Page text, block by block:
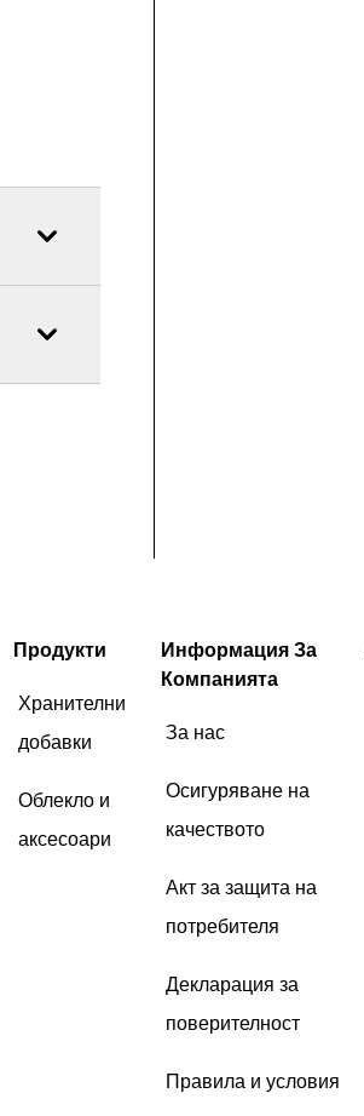
Продукти
Хранителни
добавки
Облекло и
аксесоари
Информация За
Компанията
За нас
Осигуряване на
качеството
Акт за защита на
потребителя
Декларация за
поверителност
Правила и условия